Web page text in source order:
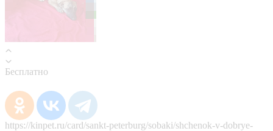
Бесплатно
https://kinpet.ru/card/sankt-peterburg/sobaki/shchenok-v-dobrye-